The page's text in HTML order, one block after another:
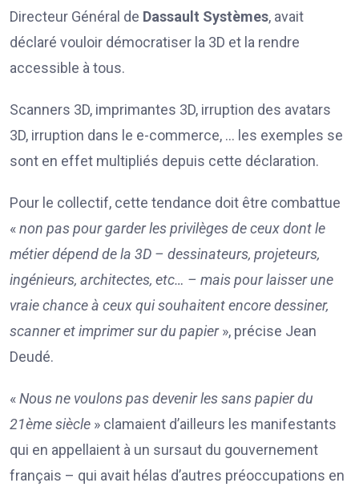
Directeur Général de Dassault Systèmes, avait
déclaré vouloir démocratiser la 3D et la rendre
accessible à tous.
Scanners 3D, imprimantes 3D, irruption des avatars
3D, irruption dans le e-commerce, … les exemples se
sont en effet multipliés depuis cette déclaration.
Pour le collectif, cette tendance doit être combattue
«non pas pour garder les privilèges de ceux dont le
métier dépend de la 3D – dessinateurs, projeteurs,
ingénieurs, architectes, etc… – mais pour laisser une
vraie chance à ceux qui souhaitent encore dessiner,
scanner et imprimer sur du papier», précise Jean
Deudé.
«Nous ne voulons pas devenir les sans papier du
21ème siècle » clamaient d’ailleurs les manifestants
qui en appellaient à un sursaut du gouvernement
français – qui avait hélas d’autres préoccupations en